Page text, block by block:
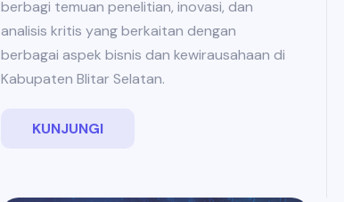
berbagi temuan penelitian, inovasi, dan
analisis kritis yang berkaitan dengan
berbagai aspek bisnis dan kewirausahaan di
Kabupaten Blitar Selatan.
KUNJUNGI